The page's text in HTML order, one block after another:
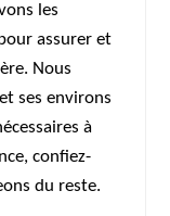
les
assurer et
Nous
ses environs
à
confiez-
du reste.